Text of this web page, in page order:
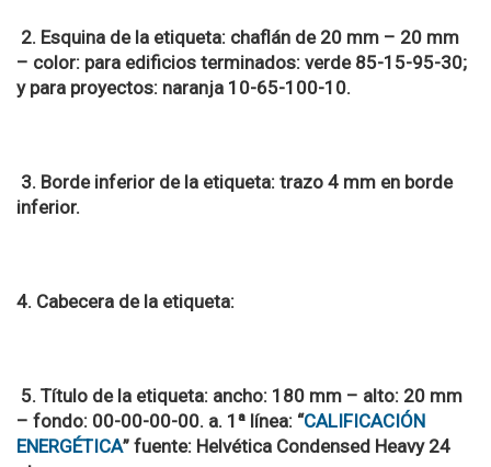
2. Esquina de la etiqueta: chaflán de 20 mm – 20 mm
– color: para edificios terminados: verde 85-15-95-30;
y para proyectos: naranja 10-65-100-10.
3. Borde inferior de la etiqueta: trazo 4 mm en borde
inferior.
4. Cabecera de la etiqueta:
5. Título de la etiqueta: ancho: 180 mm – alto: 20 mm
– fondo: 00-00-00-00. a. 1ª línea: “CALIFICACIÓN
ENERGÉTICA” fuente: Helvética Condensed Heavy 24